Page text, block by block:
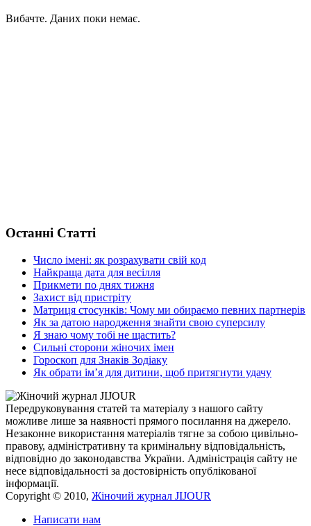
Вибачте. Даних поки немає.
Останні Статті
Число імені: як розрахувати свій код
Найкраща дата для весілля
Прикмети по днях тижня
Захист від пристріту
Матриця стосунків: Чому ми обираємо певних партнерів
Як за датою народження знайти свою суперсилу
Я знаю чому тобі не щастить?
Сильні сторони жіночих імен
Гороскоп для Знаків Зодіаку
Як обрати ім’я для дитини, щоб притягнути удачу
Передруковування статей та матеріалу з нашого сайту
можливе лише за наявності прямого посилання на джерело.
Незаконне використання матеріалів тягне за собою цивільно-
правову, адміністративну та кримінальну відповідальність,
відповідно до законодавства України. Адміністрація сайту не
несе відповідальності за достовірність опублікованої
інформації.
Copyright © 2010, Жіночий журнал JIJOUR
Написати нам